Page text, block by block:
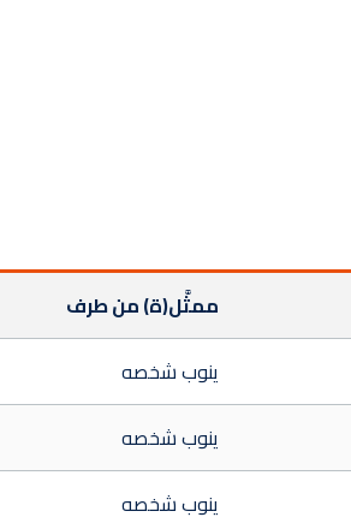
ممثَّل(ة) من طرف
ينوب شخصه
ينوب شخصه
ينوب شخصه